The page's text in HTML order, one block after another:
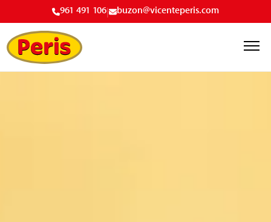
961 491 106| buzon@vicenteperis.com